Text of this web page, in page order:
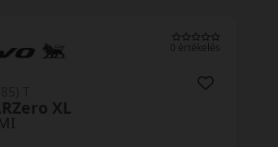
0 értékelés
Plus